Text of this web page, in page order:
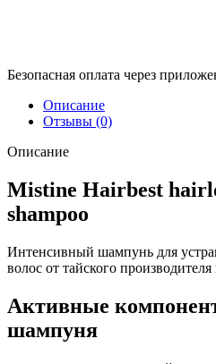
Безопасная оплата через
Описание
Отзывы (0)
Описание
Mistine Hairbest
shampoo
Интенсивный шампунь для
волос от тайского
Активные
шампуня